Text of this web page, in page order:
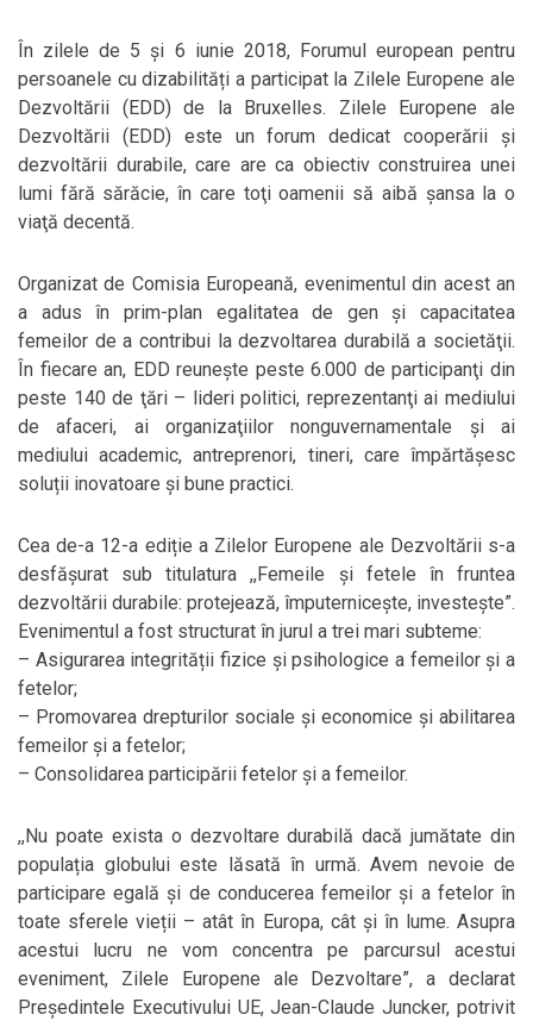
În zilele de 5 și 6 iunie 2018, Forumul european pentru
persoanele cu dizabilități a participat la Zilele Europene ale
Dezvoltării (EDD) de la Bruxelles. Zilele Europene ale
Dezvoltării (EDD) este un forum dedicat cooperării și
dezvoltării durabile, care are ca obiectiv construirea unei
lumi fără sărăcie, în care toţi oamenii să aibă şansa la o
viaţă decentă.
Organizat de Comisia Europeană, evenimentul din acest an
a adus în prim-plan egalitatea de gen şi capacitatea
femeilor de a contribui la dezvoltarea durabilă a societăţii.
În fiecare an, EDD reunește peste 6.000 de participanţi din
peste 140 de ţări – lideri politici, reprezentanţi ai mediului
de afaceri, ai organizaţiilor nonguvernamentale şi ai
mediului academic, antreprenori, tineri, care împărtăşesc
soluții inovatoare și bune practici.
Cea de-a 12-a ediție a Zilelor Europene ale Dezvoltării s-a
desfăşurat sub titulatura ,,Femeile şi fetele în fruntea
dezvoltării durabile: protejează, împuternicește, investeşte”.
Evenimentul a fost structurat în jurul a trei mari subteme:
– Asigurarea integrității fizice şi psihologice a femeilor şi a
fetelor;
– Promovarea drepturilor sociale şi economice și abilitarea
femeilor și a fetelor;
– Consolidarea participării fetelor și a femeilor.
,,Nu poate exista o dezvoltare durabilă dacă jumătate din
populația globului este lăsată în urmă. Avem nevoie de
participare egală și de conducerea femeilor și a fetelor în
toate sferele vieții – atât în Europa, cât și în lume. Asupra
acestui lucru ne vom concentra pe parcursul acestui
eveniment, Zilele Europene ale Dezvoltare”, a declarat
Preşedintele Executivului UE, Jean-Claude Juncker, potrivit